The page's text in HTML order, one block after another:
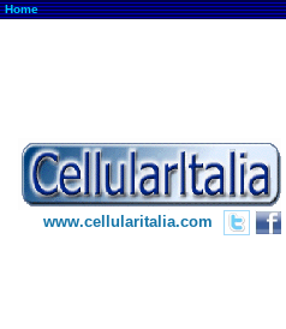
Home
www.cellularitalia.com